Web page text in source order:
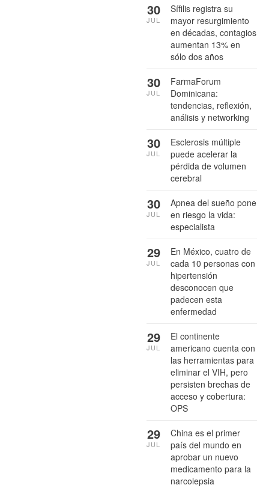
Sífilis registra su
mayor resurgimiento
en décadas, contagios
aumentan 13% en
sólo dos años
30
JUL
FarmaForum
Dominicana:
tendencias, reflexión,
análisis y networking
30
JUL
Esclerosis múltiple
puede acelerar la
pérdida de volumen
cerebral
30
JUL
Apnea del sueño pone
en riesgo la vida:
especialista
30
JUL
En México, cuatro de
cada 10 personas con
hipertensión
desconocen que
padecen esta
enfermedad
29
JUL
El continente
americano cuenta con
las herramientas para
eliminar el VIH, pero
persisten brechas de
acceso y cobertura:
OPS
29
JUL
China es el primer
país del mundo en
aprobar un nuevo
medicamento para la
narcolepsia
29
JUL